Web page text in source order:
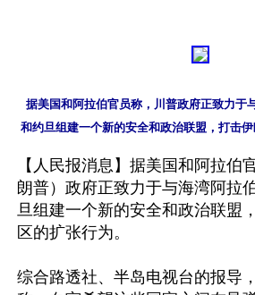
据美国和阿拉伯官员称，川普政府正致力于
【人民报消息】据美国和阿拉伯
朗普）政府正致力于与海湾阿拉
旦组建一个新的安全和政治联盟
区的扩张行为。
综合路透社、半岛电视台的报导